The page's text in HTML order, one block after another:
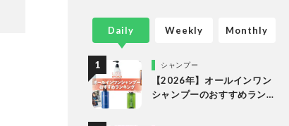
Daily
シャンプー
【2026年】オールインワン
シャンプーのおすすめラン
Weekly Monthly